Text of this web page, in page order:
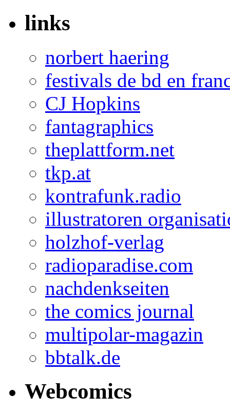
links
norbert haering
festivals de bd en
CJ Hopkins
fantagraphics
theplattform.net
tkp.at
kontrafunk.radio
illustratoren
holzhof-verlag
radioparadise.com
nachdenkseiten
the comics journal
multipolar-magazin
bbtalk.de
Webcomics